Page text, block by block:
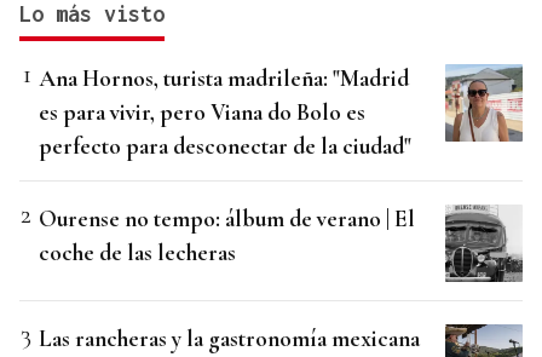
Lo más visto
Ana Hornos, turista madrileña: "Madrid
es para vivir, pero Viana do Bolo es
perfecto para desconectar de la ciudad"
Ourense no tempo: álbum de verano | El
coche de las lecheras
Las rancheras y la gastronomía mexicana